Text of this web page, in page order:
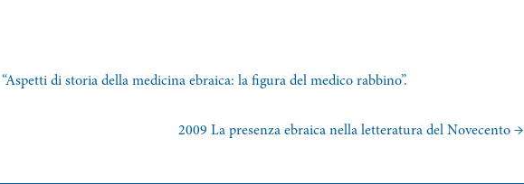
di storia della medicina ebraica: la figura del medico rabbino”.
2009 La presenza ebraica nella letteratura del Novecento→